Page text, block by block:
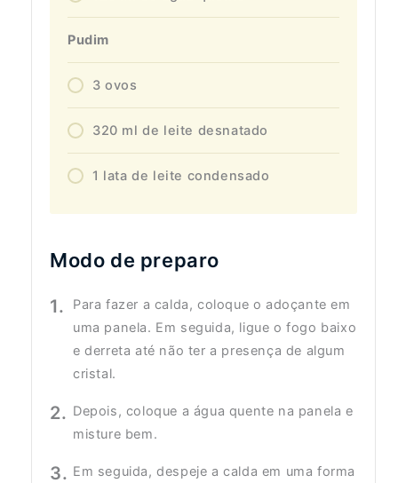
Pudim
3 ovos
320 ml de leite desnatado
1 lata de leite condensado
Modo de preparo
Para fazer a calda, coloque o adoçante em
uma panela. Em seguida, ligue o fogo baixo
e derreta até não ter a presença de algum
cristal.
Depois, coloque a água quente na panela e
misture bem.
Em seguida, despeje a calda em uma forma